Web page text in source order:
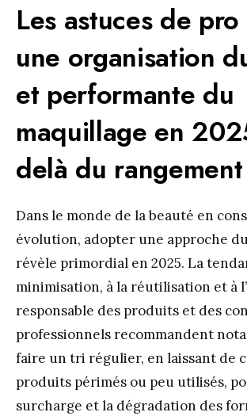
Les astuces de
une organisation
et performante du
maquillage en
delà du rangement
Dans le monde de la beauté en
évolution, adopter une approche
révèle primordial en 2025. La
minimisation, à la réutilisation et à
responsable des produits et des
professionnels recommandent
faire un tri régulier, en laissant de
produits périmés ou peu utilisés,
surcharge et la dégradation des